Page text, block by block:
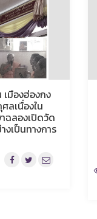
มืองฮ่องกง
ลเนื่องใน
ฉลองเปิดวัด
งเป็นทางการ